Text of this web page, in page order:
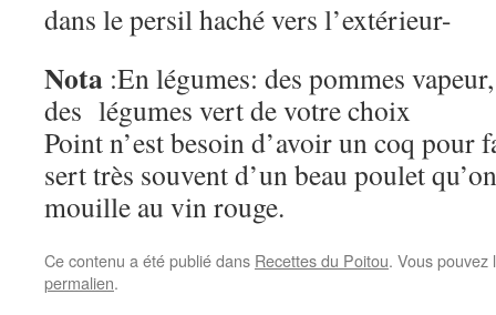
dans le persil haché vers l’extérieur-
Nota :En légumes: des pommes
des légumes vert de votre choix
Point n’est besoin d’avoir un coq pour
sert très souvent d’un beau poulet
mouille au vin rouge.
Ce contenu a été publié dans Recettes du Poitou. Vous
permalien.